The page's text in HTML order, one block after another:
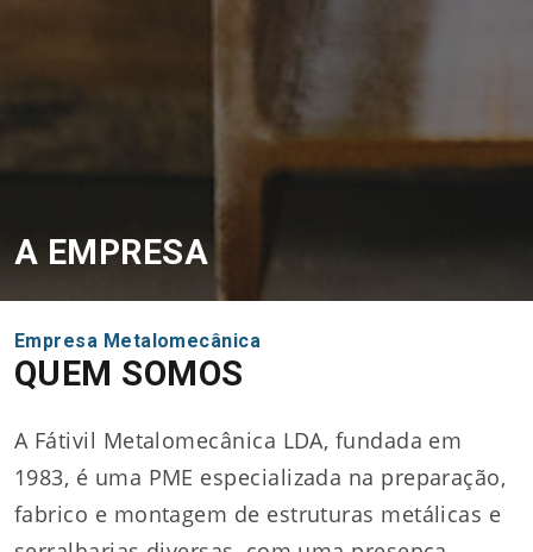
A EMPRESA
Empresa Metalomecânica
QUEM SOMOS
A Fátivil Metalomecânica LDA, fundada em
1983, é uma PME especializada na preparação,
fabrico e montagem de estruturas metálicas e